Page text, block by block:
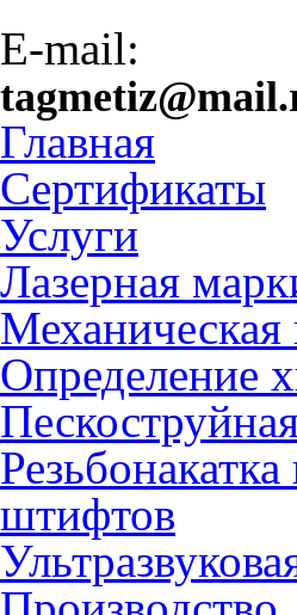
E-mail:
Главная
Сертификаты
Услуги
Лазерная
Механическая
Определение
штифтов